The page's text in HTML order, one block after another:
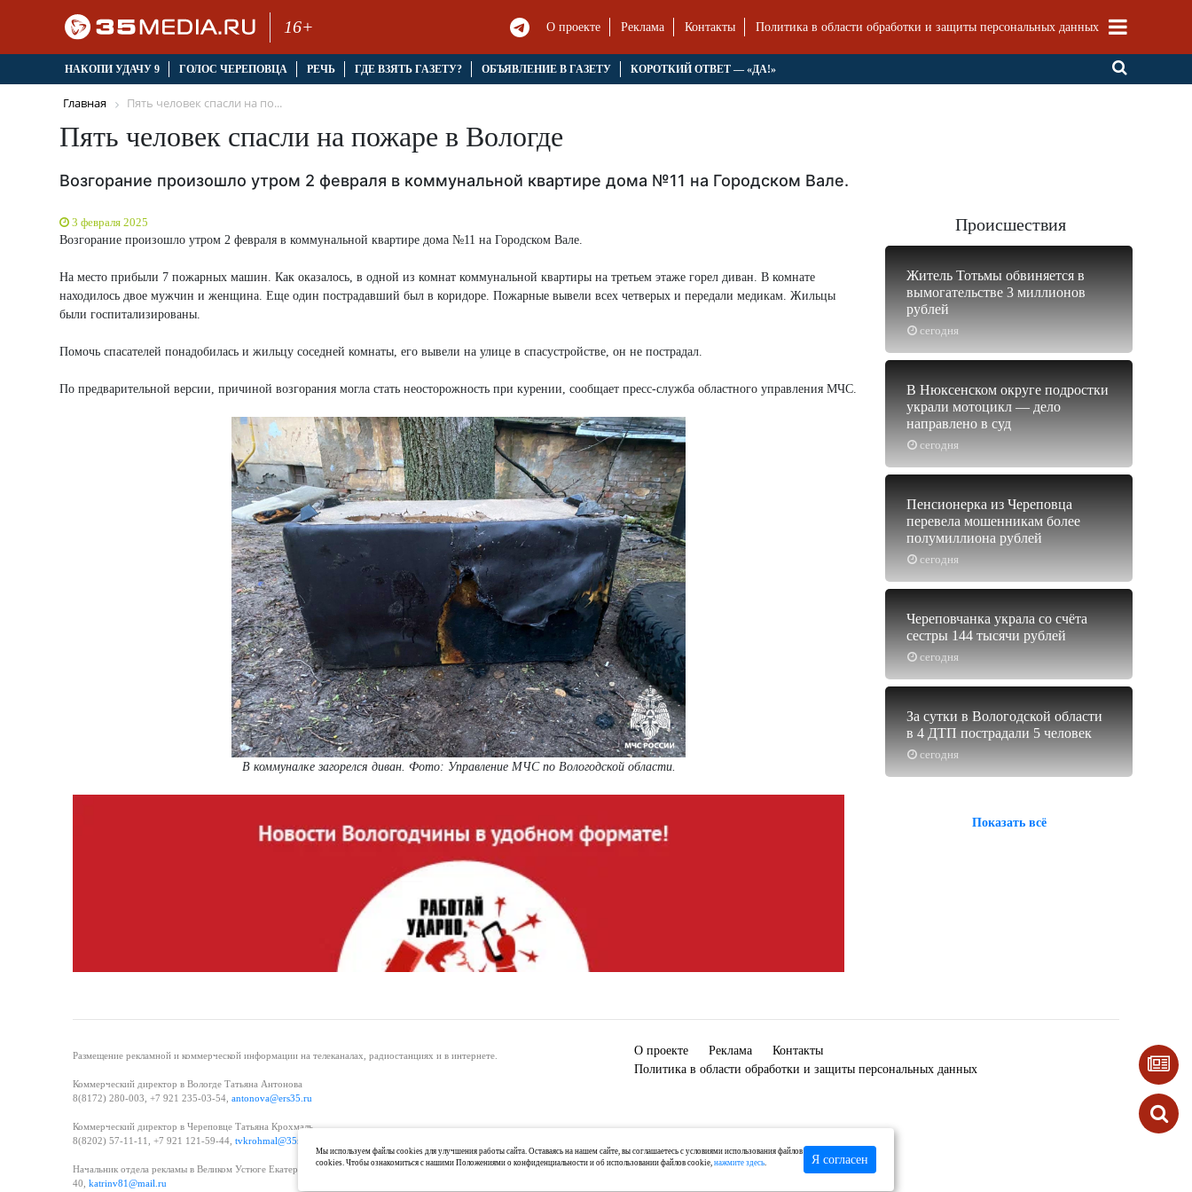
16+ О проекте Реклама Контакты Политика в области обработки и защиты персональных данных
НАКОПИ УДАЧУ 9 ГОЛОС ЧЕРЕПОВЦА РЕЧЬ ГДЕ ВЗЯТЬ ГАЗЕТУ? ОБЪЯВЛЕНИЕ В ГАЗЕТУ КОРОТКИЙ ОТВЕТ — «ДА!»
Главная Пять человек спасли на по...
Пять человек спасли на пожаре в Вологде
Возгорание произошло утром 2 февраля в коммунальной квартире дома №11 на Городском Вале.
3 февраля 2025
Возгорание произошло утром 2 февраля в коммунальной квартире дома №11 на Городском Вале.
На место прибыли 7 пожарных машин. Как оказалось, в одной из комнат коммунальной квартиры на третьем этаже горел диван. В комнате
находилось двое мужчин и женщина. Еще один пострадавший был в коридоре. Пожарные вывели всех четверых и передали медикам. Жильцы
были госпитализированы.
Помочь спасателей понадобилась и жильцу соседней комнаты, его вывели на улице в спасустройстве, он не пострадал.
По предварительной версии, причиной возгорания могла стать неосторожность при курении, сообщает пресс-служба областного управления МЧС.
В коммуналке загорелся диван. Фото: Управление МЧС по Вологодской области.
Происшествия
сегодня
Житель Тотьмы обвиняется в
вымогательстве 3 миллионов
рублей
сегодня
В Нюксенском округе подростки
украли мотоцикл — дело
направлено в суд
сегодня
Пенсионерка из Череповца
перевела мошенникам более
полумиллиона рублей
сегодня
Череповчанка украла со счёта
сестры 144 тысячи рублей
сегодня
За сутки в Вологодской области
в 4 ДТП пострадали 5 человек
Показать всё
Размещение рекламной и коммерческой информации на телеканалах, радиостанциях и в интернете.
Коммерческий директор в Вологде Татьяна Антонова
8(8172) 280-003, +7 921 235-03-54, antonova@ers35.ru
Коммерческий директор в Череповце Татьяна Крохмаль
8(8202) 57-11-11, +7 921 121-59-44, tvkrohmal@35media.ru
Начальник отдела рекламы в Великом Устюге Екатерина Вьюжанина 8(81738) 2-04-44, +7 921 125-06-
40, katrinv81@mail.ru
О проекте Реклама
Контакты
Политика в области обработки и защиты персональных данных
Мы используем файлы cookies для улучшения работы сайта. Оставаясь на нашем сайте, вы соглашаетесь с условиями использования файлов
cookies. Чтобы ознакомиться с нашими Положениями о конфиденциальности и об использовании файлов cookie, нажмите здесь. Я согласен